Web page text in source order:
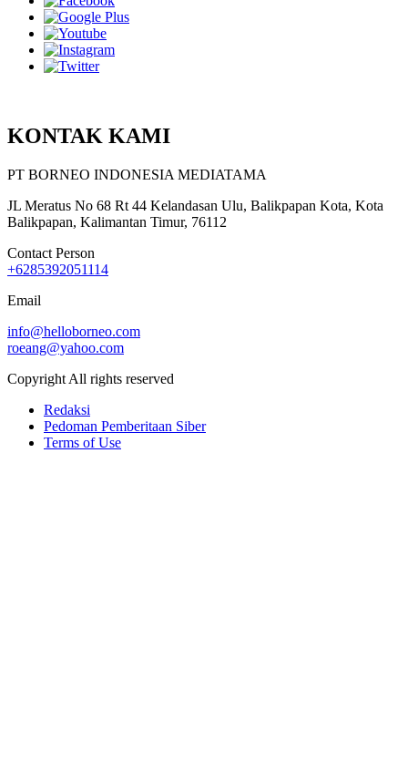
KONTAK KAMI
PT BORNEO INDONESIA MEDIATAMA
JL Meratus No 68 Rt 44 Kelandasan Ulu, Balikpapan Kota, Kota
Balikpapan, Kalimantan Timur, 76112
Contact Person
+6285392051114
Email
info@helloborneo.com
roeang@yahoo.com
Copyright All rights reserved
Redaksi
Pedoman Pemberitaan Siber
Terms of Use